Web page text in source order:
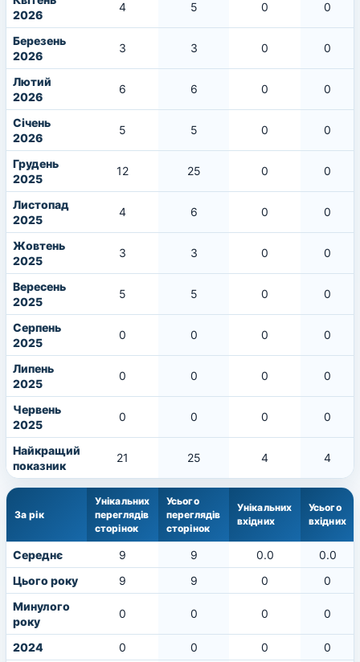
2026
4 5 0 0
Березень
2026
3 3 0 0
Лютий
2026
6 6 0 0
Січень
2026
5 5 0 0
Грудень
2025
12 25 0 0
Листопад
2025
4 6 0 0
Жовтень
2025
3 3 0 0
Вересень
2025
5 5 0 0
Серпень
2025
0 0 0 0
Липень
2025
0 0 0 0
Червень
2025
0 0 0 0
Найкращий
показник
21 25 4 4
За рік
Унікальних
переглядів
сторінок
Усього
переглядів
сторінок
Унікальних
вхідних
Усього
вхідних
Середнє 9 9 0.0
0.0
Цього року
9 9 0
0
Минулого
року
0 0 0 0
2024 0 0 0
0